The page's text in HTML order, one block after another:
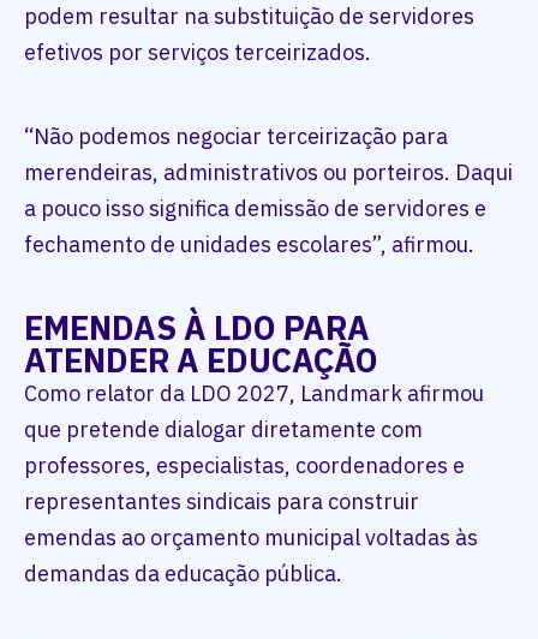
podem resultar na substituição de servidores
efetivos por serviços terceirizados.
“Não podemos negociar terceirização para
merendeiras, administrativos ou porteiros. Daqui
a pouco isso significa demissão de servidores e
fechamento de unidades escolares”, afirmou.
EMENDAS À LDO PARA
ATENDER A EDUCAÇÃO
Como relator da LDO 2027, Landmark afirmou
que pretende dialogar diretamente com
professores, especialistas, coordenadores e
representantes sindicais para construir
emendas ao orçamento municipal voltadas às
demandas da educação pública.